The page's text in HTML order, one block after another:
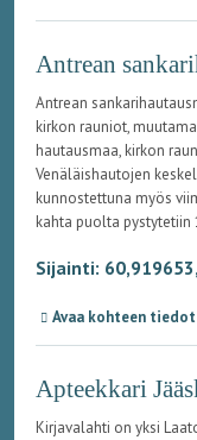
Antrean
Antrean
kirkon rauniot,
hautausmaa, kirkon
Venäläishautojen
kunnostettuna myös
kahta puolta pystytetiin
Sijainti:
Avaa kohteen tiedot
Apteekkari
Kirjavalahti on yksi